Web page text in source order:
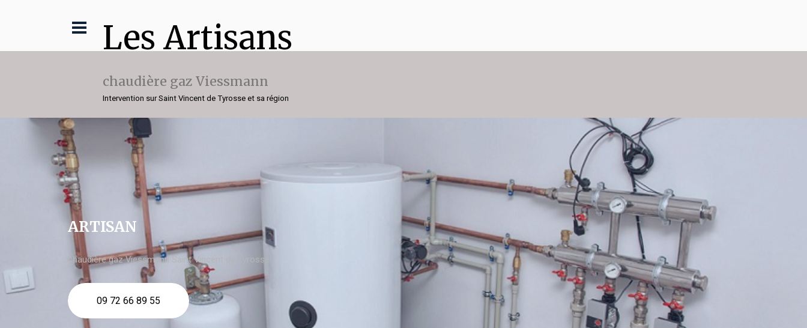
Les Artisans
chaudière gaz Viessmann
Intervention sur Saint Vincent de Tyrosse et sa région
ARTISAN
chaudière gaz Viessmann Saint Vincent de Tyrosse
09 72 66 89 55